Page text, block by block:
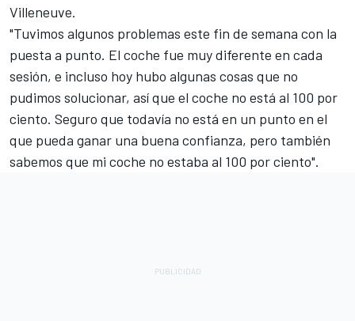
Villeneuve.
"Tuvimos algunos problemas este fin de semana con la
puesta a punto. El coche fue muy diferente en cada
sesión, e incluso hoy hubo algunas cosas que no
pudimos solucionar, así que el coche no está al 100 por
ciento. Seguro que todavía no está en un punto en el
que pueda ganar una buena confianza, pero también
sabemos que mi coche no estaba al 100 por ciento".